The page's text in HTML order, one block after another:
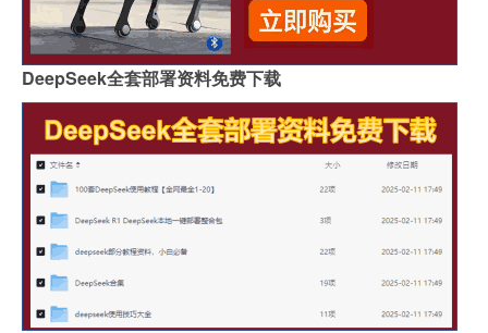
DeepSeek全套部署资料免费下载